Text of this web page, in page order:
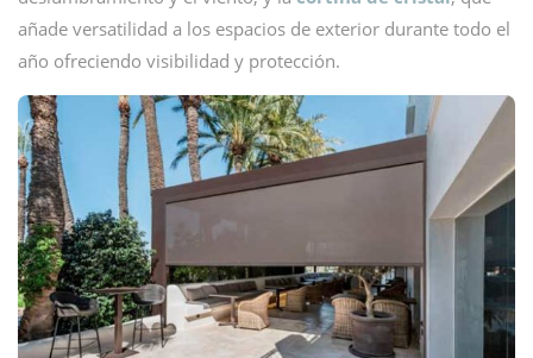
añade versatilidad a los espacios de exterior durante todo el
año ofreciendo visibilidad y protección.